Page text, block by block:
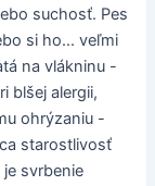
suchosť. Pes
si ho... veľmi
na vlákninu -
blšej alergii,
ohrýzaniu -
starostlivosť
svrbenie